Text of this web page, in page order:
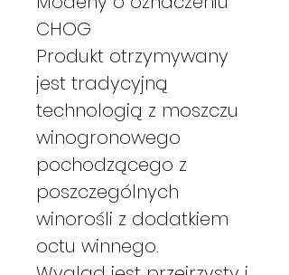
CHOG
Produkt otrzymywany
jest tradycyjną
technologią z moszczu
winogronowego
pochodzącego z
poszczególnych
winorośli z dodatkiem
octu winnego.